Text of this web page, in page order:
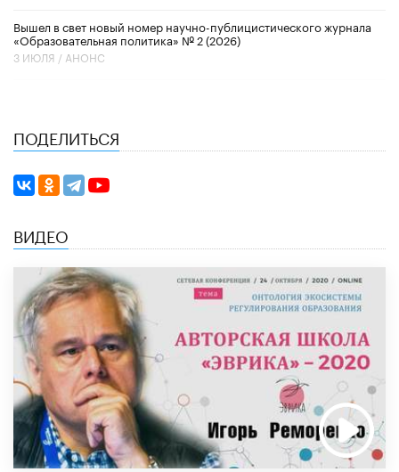
Вышел в свет новый номер научно-публицистического журнала
«Образовательная политика» № 2 (2026)
3 ИЮЛЯ / АНОНС
ПОДЕЛИТЬСЯ
ВИДЕО